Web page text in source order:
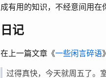
成有用的知识，不经意间用在
日记
在上一篇文章《一些闲言碎语
过得真快，今天就周五了。